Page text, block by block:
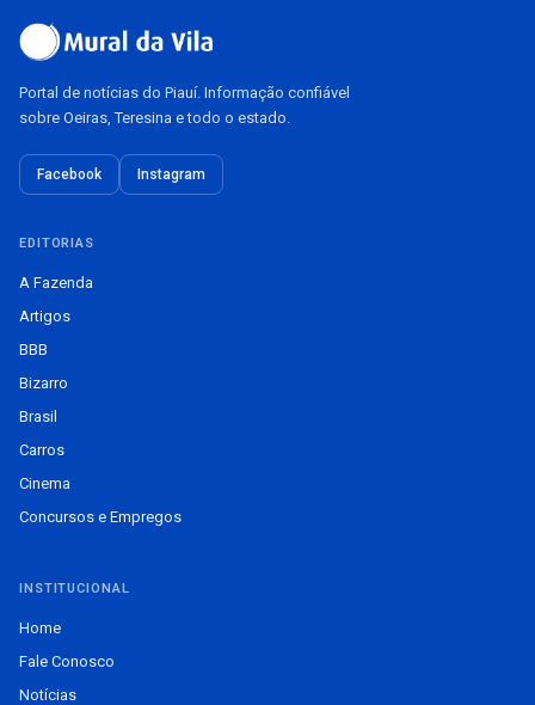
Portal de notícias do Piauí. Informação confiável
sobre Oeiras, Teresina e todo o estado.
Facebook Instagram
EDITORIAS
A Fazenda
Artigos
BBB
Bizarro
Brasil
Carros
Cinema
Concursos e Empregos
INSTITUCIONAL
Home
Fale Conosco
Notícias